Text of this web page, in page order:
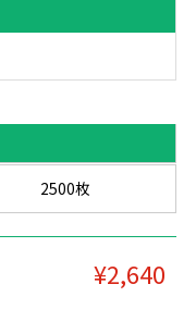
2500枚
¥2,640